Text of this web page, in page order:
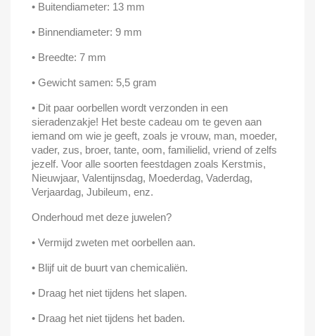
• Buitendiameter: 13 mm
• Binnendiameter: 9 mm
• Breedte: 7 mm
• Gewicht samen: 5,5 gram
• Dit paar oorbellen wordt verzonden in een
sieradenzakje! Het beste cadeau om te geven aan
iemand om wie je geeft, zoals je vrouw, man, moeder,
vader, zus, broer, tante, oom, familielid, vriend of zelfs
jezelf. Voor alle soorten feestdagen zoals Kerstmis,
Nieuwjaar, Valentijnsdag, Moederdag, Vaderdag,
Verjaardag, Jubileum, enz.
Onderhoud met deze juwelen?
• Vermijd zweten met oorbellen aan.
• Blijf uit de buurt van chemicaliën.
• Draag het niet tijdens het slapen.
• Draag het niet tijdens het baden.